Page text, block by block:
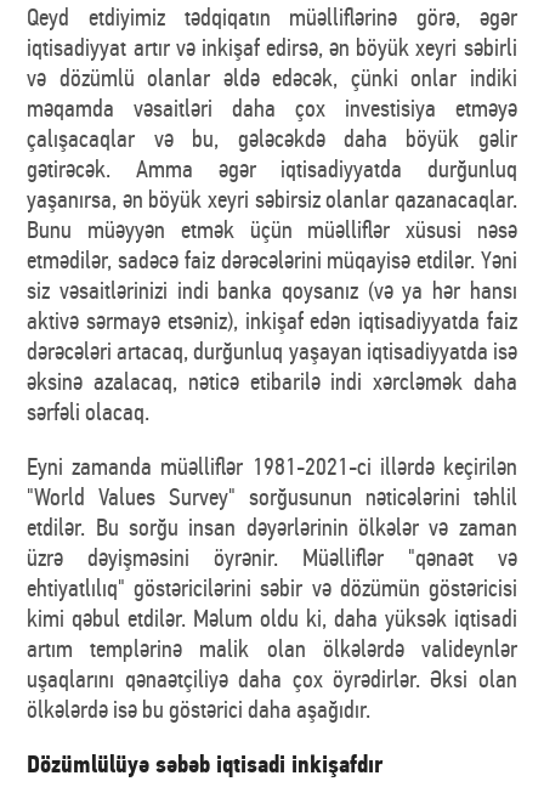
Qeyd etdiyimiz tədqiqatın müəlliflərinə görə, əgər
iqtisadiyyat artır və inkişaf edirsə, ən böyük xeyri səbirli
və dözümlü olanlar əldə edəcək, çünki onlar indiki
məqamda vəsaitləri daha çox investisiya etməyə
çalışacaqlar və bu, gələcəkdə daha böyük gəlir
gətirəcək. Amma əgər iqtisadiyyatda durğunluq
yaşanırsa, ən böyük xeyri səbirsiz olanlar qazanacaqlar.
Bunu müəyyən etmək üçün müəlliflər xüsusi nəsə
etmədilər, sadəcə faiz dərəcələrini müqayisə etdilər. Yəni
siz vəsaitlərinizi indi banka qoysanız (və ya hər hansı
aktivə sərmayə etsəniz), inkişaf edən iqtisadiyyatda faiz
dərəcələri artacaq, durğunluq yaşayan iqtisadiyyatda isə
əksinə azalacaq, nəticə etibarilə indi xərcləmək daha
sərfəli olacaq.
Eyni zamanda müəlliflər 1981-2021-ci illərdə keçirilən
"World Values Survey" sorğusunun nəticələrini təhlil
etdilər. Bu sorğu insan dəyərlərinin ölkələr və zaman
üzrə dəyişməsini öyrənir. Müəlliflər "qənaət və
ehtiyatlılıq" göstəricilərini səbir və dözümün göstəricisi
kimi qəbul etdilər. Məlum oldu ki, daha yüksək iqtisadi
artım templərinə malik olan ölkələrdə valideynlər
uşaqlarını qənaətçiliyə daha çox öyrədirlər. Əksi olan
ölkələrdə isə bu göstərici daha aşağıdır.
Dözümlülüyə səbəb iqtisadi inkişafdır